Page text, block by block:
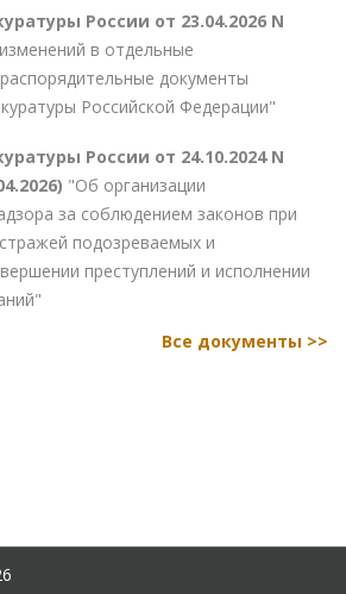
России от 23.04.2026 N
в отдельные
документы
Российской Федерации"
России от 24.10.2024 N
"Об организации
за соблюдением законов при
подозреваемых и
преступлений и исполнении
Все документы >>